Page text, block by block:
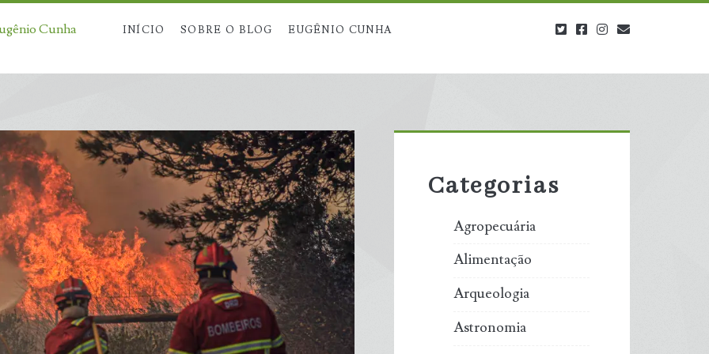
Cunha INÍCIO SOBRE O BLOG EUGÊNIO CUNHA twitterfacebookinstagram
Sidebar
Categorias
Agropecuária
Alimentação
Arqueologia
Astronomia